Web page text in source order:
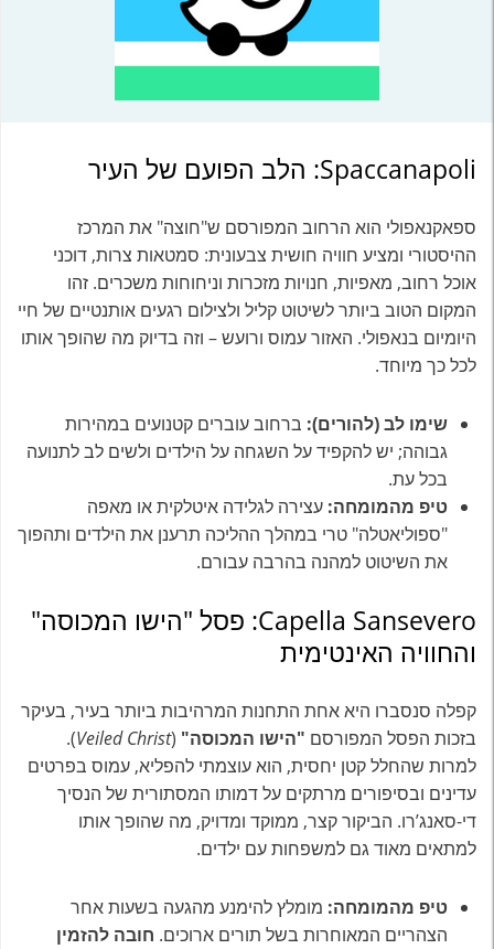
Spaccanapoli: הלב הפועם של העיר
ספאקנאפולי הוא הרחוב המפורסם ש"חוצה" את המרכז
ההיסטורי ומציע חוויה חושית צבעונית: סמטאות צרות, דוכני
אוכל רחוב, מאפיות, חנויות מזכרות וניחוחות משכרים. זהו
המקום הטוב ביותר לשיטוט קליל ולצילום רגעים אותנטיים של חיי
היומיום בנאפולי. האזור עמוס ורועש – וזה בדיוק מה שהופך אותו
לכל כך מיוחד.
שימו לב (להורים): ברחוב עוברים קטנועים במהירות
גבוהה; יש להקפיד על השגחה על הילדים ולשים לב לתנועה
בכל עת.
טיפ מהמומחה: עצירה לגלידה איטלקית או מאפה
"ספוליאטלה" טרי במהלך ההליכה תרענן את הילדים ותהפוך
את השיטוט למהנה בהרבה עבורם.
Capella Sansevero: פסל "הישו המכוסה"
והחוויה האינטימית
קפלה סנסברו היא אחת התחנות המרהיבות ביותר בעיר, בעיקר
בזכות הפסל המפורסם "הישו המכוסה" (
Veiled Christ
).
למרות שהחלל קטן יחסית, הוא עוצמתי להפליא, עמוס בפרטים
עדינים ובסיפורים מרתקים על דמותו המסתורית של הנסיך
די-סאנג’רו. הביקור קצר, ממוקד ומדויק, מה שהופך אותו
למתאים מאוד גם למשפחות עם ילדים.
טיפ מהמומחה: מומלץ להימנע מהגעה בשעות אחר
הצהריים המאוחרות בשל תורים ארוכים. חובה להזמין